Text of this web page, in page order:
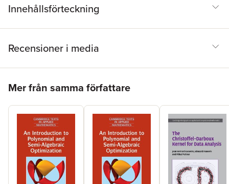
Innehållsförteckning
Recensioner i media
Mer från samma författare